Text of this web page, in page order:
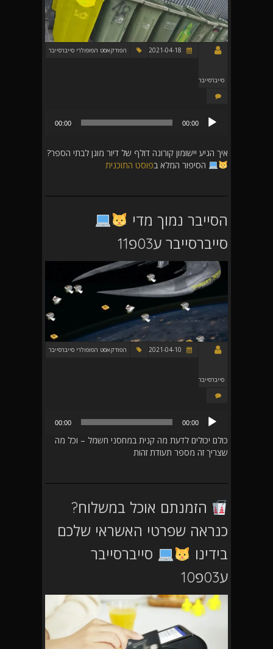
סייברסייבר
הפודקאסט הפופולרי סייברסייבר
אודיו
00:00
00:00
איך הגיע יישומון קורונה דולף של דיור מוגן לבתי הספר?
הסיפור המלא בפוסט התוכנית
הסייבר נמוך מדי
סייברסייבר ע03פ11
סייברסייבר
הפודקאסט הפופולרי סייברסייבר
00:00
00:00
כולם יכולים לדעת מה קנית במחסני חשמל – וכל מה
שצריך זה מספר תעודת זהות
הזמנתם אוכל במשלוח?
כנראה שפרטי האשראי שלכם
בידינו
סייברסייבר
ע03פ10